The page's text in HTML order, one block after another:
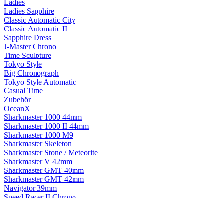
Ladies
Ladies Sapphire
Classic Automatic City
Classic Automatic II
Sapphire Dress
J-Master Chrono
Time Sculpture
Tokyo Style
Big Chronograph
Tokyo Style Automatic
Casual Time
Zubehör
OceanX
Sharkmaster 1000 44mm
Sharkmaster 1000 II 44mm
Sharkmaster 1000 M9
Sharkmaster Skeleton
Sharkmaster Stone / Meteorite
Sharkmaster V 42mm
Sharkmaster GMT 40mm
Sharkmaster GMT 42mm
Navigator 39mm